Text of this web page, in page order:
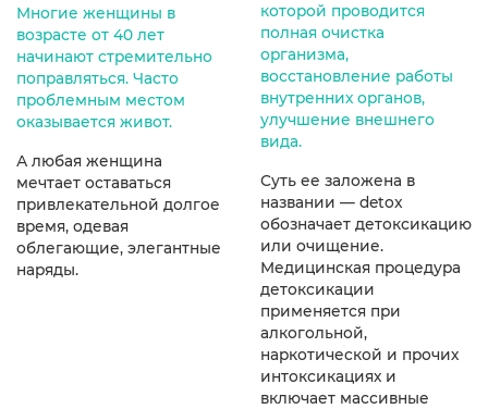
Многие женщины в
возрасте от 40 лет
начинают стремительно
поправляться. Часто
проблемным местом
оказывается живот.
А любая женщина
мечтает оставаться
привлекательной долгое
время, одевая
облегающие, элегантные
наряды.
которой проводится
полная очистка
организма,
восстановление работы
внутренних органов,
улучшение внешнего
вида.
Суть ее заложена в
названии — detox
обозначает детоксикацию
или очищение.
Медицинская процедура
детоксикации
применяется при
алкогольной,
наркотической и прочих
интоксикациях и
включает массивные